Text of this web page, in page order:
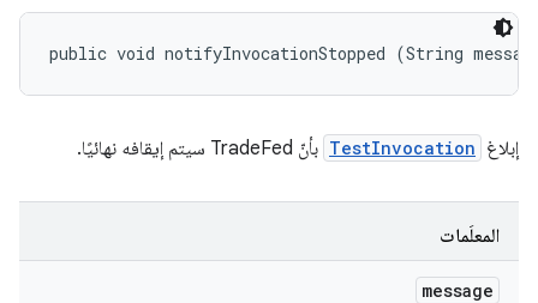
public void notifyInvocationStopped (String
إبلاغ TestInvocation بأنّ TradeFed سيتم إيقافه نهائيًا.
المعلَمات
message